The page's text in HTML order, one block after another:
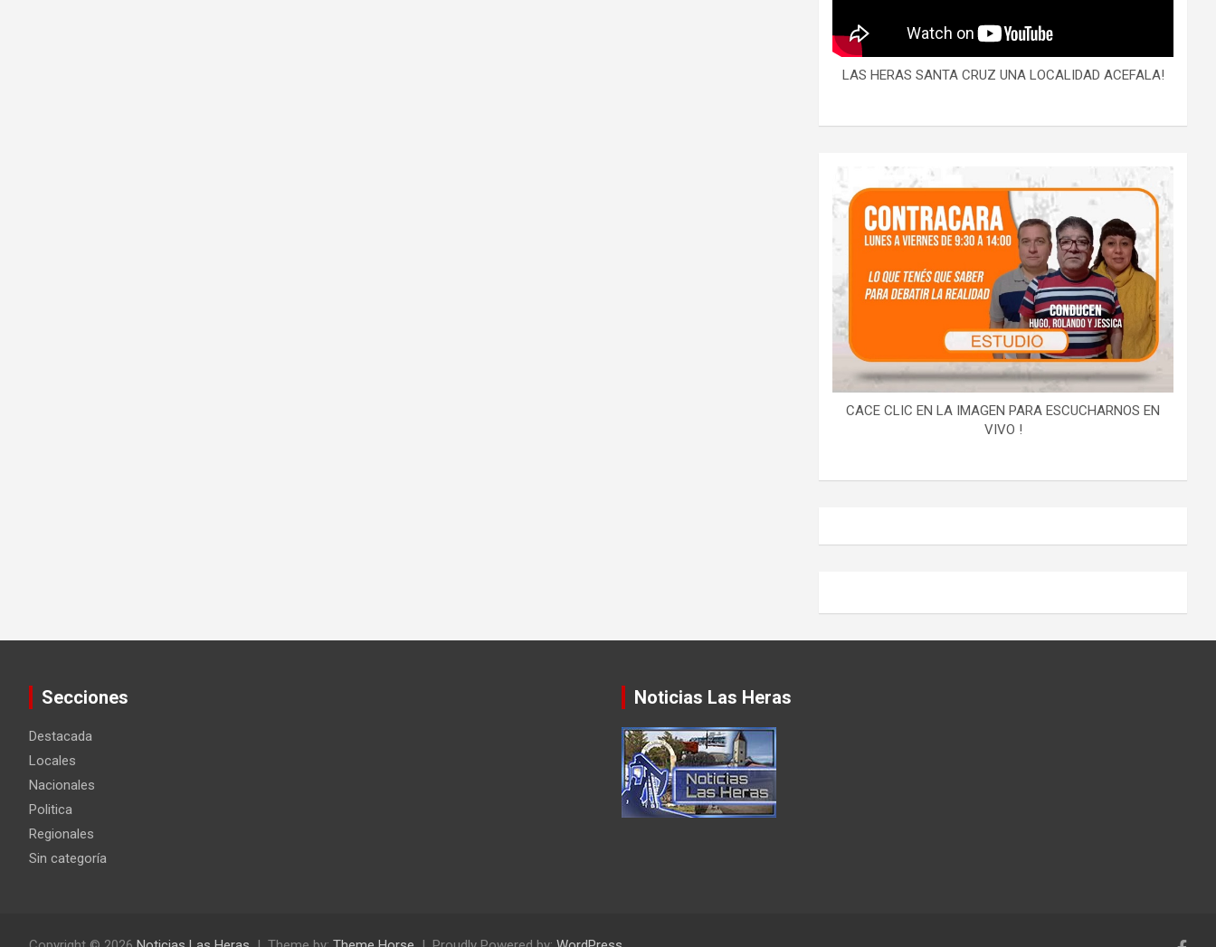
LAS HERAS SANTA CRUZ UNA LOCALIDAD ACEFALA!
CACE CLIC EN LA IMAGEN PARA ESCUCHARNOS EN
VIVO !
Secciones
Destacada
Locales
Nacionales
Politica
Regionales
Sin categoría
Noticias Las Heras